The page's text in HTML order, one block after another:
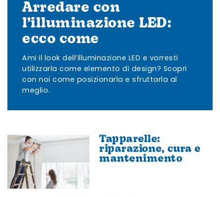
Arredare con
l’illuminazione LED:
ecco come
Ami il look dell’illuminazione LED e vorresti
utilizzarla come elemento di design? Scopri
con noi come posizionarla e sfruttarla al
meglio.
Tapparelle:
riparazione, cura e
mantenimento